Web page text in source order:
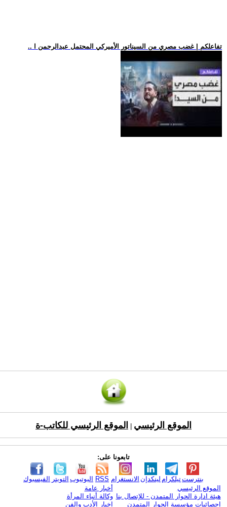
.. تفاعلكم | غضب مصري من السيناتور الأميركي المحتمل عبدالرحمن ا
الموقع الرئيسي الموقع الرئيسي للكاتب-ة
تابعونا على:
الفيسبوك التويتر اليوتيوب RSS الانستغرام لينكدإن تيلكرامبنترست
الموقع الرئيسي
هيئة ادارة الحوار المتمدن - للإتصال بنا
إحصائيات مؤسسة الحوار المتمدن
أخبار عامة
وكالة أنباء المرأة
اخبار الأدب والفن